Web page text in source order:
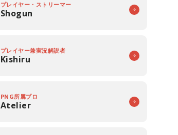
プレイヤー・ストリーマー
Shogun
プレイヤー兼実況解説者
Kishiru
PNG所属プロ
Atelier